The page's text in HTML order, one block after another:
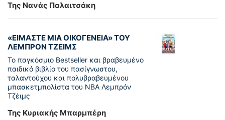
Της Νανάς Παλαιτσάκη
«ΕΙΜΑΣΤΕ ΜΙΑ ΟΙΚΟΓΕΝΕΙΑ» ΤΟΥ
ΛΕΜΠΡΟΝ ΤΖΕΙΜΣ
To παγκόσµιο Bestseller και βραβευµένο
παιδικό βιβλίο του πασίγνωστου,
ταλαντούχου και πολυβραβευµένου
µπασκετµπολίστα του NBA Λεµπρόν
Τζέιμς
Της Κυριακής Μπαρμπέρη